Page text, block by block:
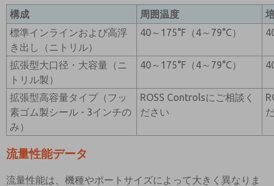
構成 周囲温度
標準インラインおよび高浮
き出し（ニトリル）
40～175°F（4～79°C）
拡張型大口径・大容量（ニ
トリル製）
40～175°F（4～79°C）
拡張型高容量タイプ（フッ
素ゴム製シール - 3インチの
み）
ROSS Controlsにご相談く
ださい
流量性能データ
流量性能は、機種やポートサイズによって大きく異なりま